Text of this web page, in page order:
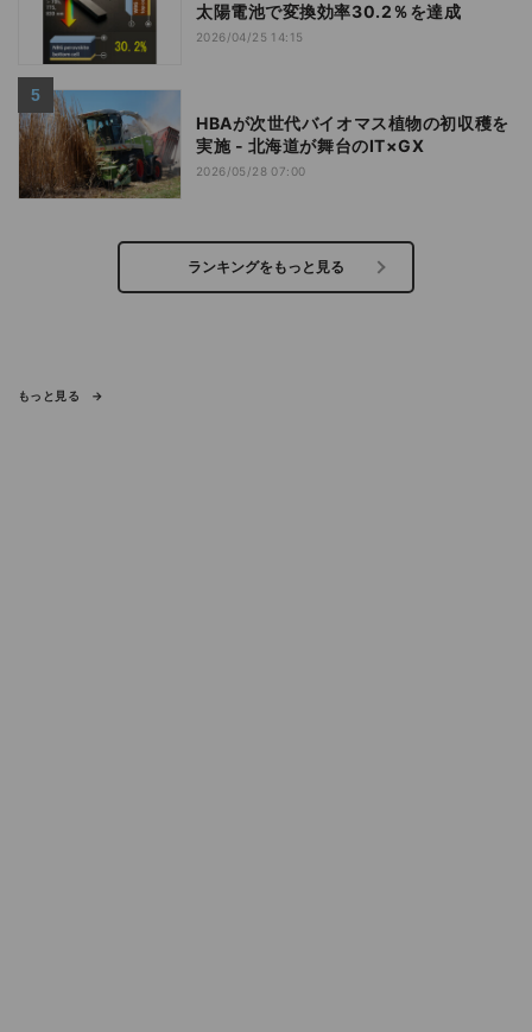
太陽電池で変換効率30.2％を達成
2026/04/25 14:15
HBAが次世代バイオマス植物の初収穫を
実施 - 北海道が舞台のIT×GX
2026/05/28 07:00
ランキングをもっと見る
もっと見る